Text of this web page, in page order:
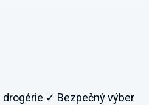
drogérie ✓ Bezpečný výber